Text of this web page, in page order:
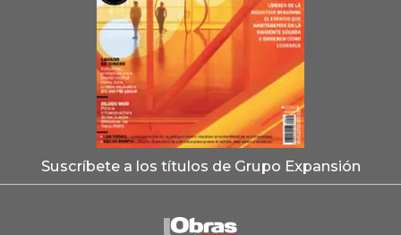
Suscríbete a los títulos de Grupo Expansión